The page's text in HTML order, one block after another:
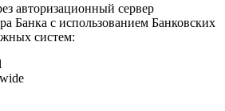
авторизационный сервер
Банка с использованием Банковских
систем: